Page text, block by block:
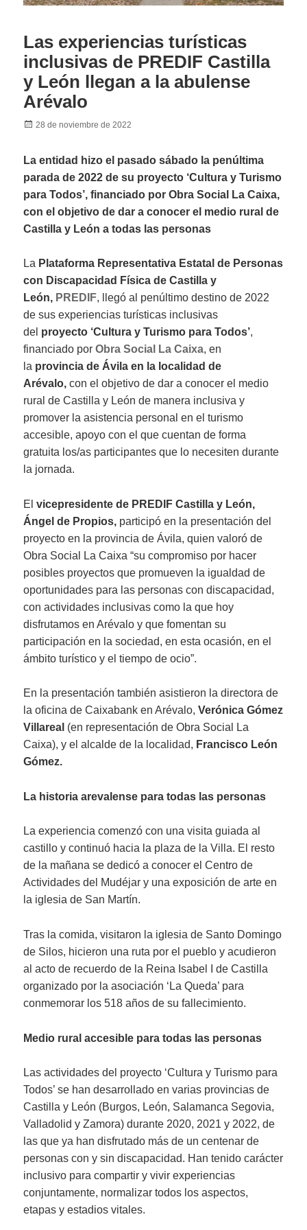
Las experiencias turísticas
inclusivas de PREDIF Castilla
y León llegan a la abulense
Arévalo
Posted
28 de noviembre de 2022
La entidad hizo el pasado sábado la penúltima
parada de 2022 de su proyecto ‘Cultura y Turismo
para Todos’, financiado por Obra Social La Caixa,
con el objetivo de dar a conocer el medio rural de
Castilla y León a todas las personas
La Plataforma Representativa Estatal de Personas
con Discapacidad Física de Castilla y
León, PRED IF, llegó al penúltimo destino de 2022
de sus experiencias turísticas inclusivas
del proyecto ‘Cultura y Turismo para Todos’,
financiado porObra Social La Caixa, en
la provincia de Ávila en la localidad de
Arévalo,con el objetivo de dar a conocer el medio
rural de Castilla y León de manera inclusiva y
promover la asistencia personal en el turismo
accesible, apoyo con el que cuentan de forma
gratuita los/as participantes que lo necesiten durante
la jornada.
Elvicepresidente de PREDIF Castilla y León,
Ángel de Propios, participó en la presentación del
proyecto en la provincia de Ávila, quien valoró de
Obra Social La Caixa “su compromiso por hacer
posibles proyectos que promueven la igualdad de
oportunidades para las personas con discapacidad,
con actividades inclusivas como la que hoy
disfrutamos en Arévalo y que fomentan su
participación en la sociedad, en esta ocasión, en el
ámbito turístico y el tiempo de ocio”.
En la presentación también asistieron la directora de
la oficina de Caixabank en Arévalo,Verónica Gómez
Villareal (en representación de Obra Social La
Caixa), y el alcalde de la localidad, Francisco León
Gómez.
La historia arevalense para todas las personas
La experiencia comenzó con una visita guiada al
castillo y continuó hacia la plaza de la Villa. El resto
de la mañana se dedicó a conocer el Centro de
Actividades del Mudéjar y una exposición de arte en
la iglesia de San Martín.
Tras la comida, visitaron la iglesia de Santo Domingo
de Silos, hicieron una ruta por el pueblo y acudieron
al acto de recuerdo de la Reina Isabel I de Castilla
organizado por la asociación ‘La Queda’ para
conmemorar los 518 años de su fallecimiento.
Medio rural accesible para todas las personas
Las actividades del proyecto ‘Cultura y Turismo para
Todos’ se han desarrollado en varias provincias de
Castilla y León (Burgos, León, Salamanca Segovia,
Valladolid y Zamora) durante 2020, 2021 y 2022, de
las que ya han disfrutado más de un centenar de
personas con y sin discapacidad. Han tenido carácter
inclusivo para compartir y vivir experiencias
conjuntamente, normalizar todos los aspectos,
etapas y estadios vitales.